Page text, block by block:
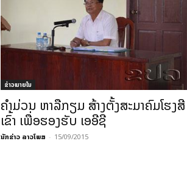
ຂ່າວພາຍ​ໃນ
ຄຳມ່ວນ ຫາລືກຽມ ສ້າງຕັ້ງສະມາຄົມໂຮງສີ
ເຂົ້າ ເພື່ອຮອງຮັບ ເອອີຊີ
ນັກຂ່າວ ລາວໂພສ - 15/09/2015